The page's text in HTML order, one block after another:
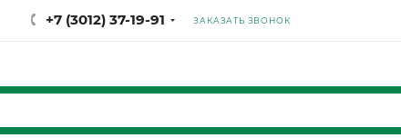
+7 (3012) 37-19-91 ЗАКАЗАТЬ ЗВОНОК